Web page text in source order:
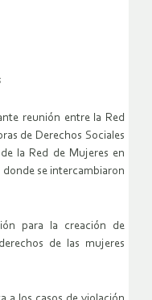
reunión entre la Red
de Derechos Sociales
la Red de Mujeres en
donde se intercambiaron
para la creación de
de las mujeres